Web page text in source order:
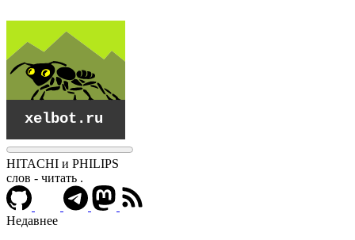
HITACHI и PHILIPS
слов - читать .
Недавнее